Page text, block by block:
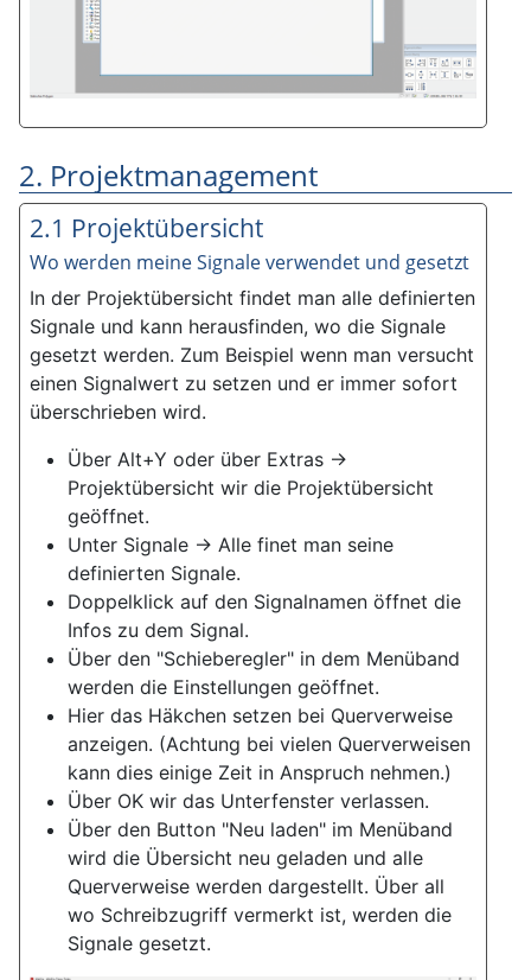
2. Projektmanagement
2.1 Projektübersicht
Wo werden meine Signale verwendet und gesetzt
In der Projektübersicht findet man alle definierten
Signale und kann herausfinden, wo die Signale
gesetzt werden. Zum Beispiel wenn man versucht
einen Signalwert zu setzen und er immer sofort
überschrieben wird.
Über Alt+Y oder über Extras ->
Projektübersicht wir die Projektübersicht
geöffnet.
Unter Signale -> Alle finet man seine
definierten Signale.
Doppelklick auf den Signalnamen öffnet die
Infos zu dem Signal.
Über den "Schieberegler" in dem Menüband
werden die Einstellungen geöffnet.
Hier das Häkchen setzen bei Querverweise
anzeigen. (Achtung bei vielen Querverweisen
kann dies einige Zeit in Anspruch nehmen.)
Über OK wir das Unterfenster verlassen.
Über den Button "Neu laden" im Menüband
wird die Übersicht neu geladen und alle
Querverweise werden dargestellt. Über all
wo Schreibzugriff vermerkt ist, werden die
Signale gesetzt.